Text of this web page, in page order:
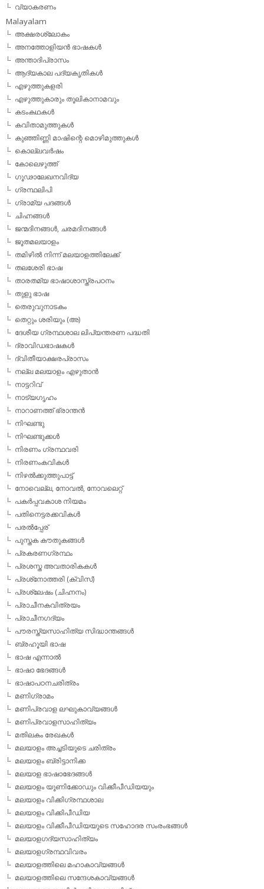
വ്യാകരണം
Malayalam
അക്ഷരശ്ലോകം
അനത്തോളിയന്‍ ഭാഷകള്‍
അന്താദിപ്രാസം
ആദ്യകാല പദ്യകൃതികള്‍
എഴുത്തുകളരി
എഴുത്തുകാരും തൂലികാനാമവും
കടംകഥകള്‍
കവിതാമുത്തുകള്‍
കുഞ്ഞിണ്ണി മാഷിന്റെ മൊഴിമുത്തുകള്‍
കൊല്ലവര്‍ഷം
കോലെഴുത്ത്
ഗൂഢാലേഖനവിദ്യ
ഗ്രന്ഥലിപി
ഗ്രാമ്യ പദങ്ങള്‍
ചിഹ്നങ്ങള്‍
ജന്മദിനങ്ങള്‍, ചരമദിനങ്ങള്‍
ജൂതമലയാളം
തമിഴില്‍ നിന്ന് മലയാളത്തിലേക്ക്
തലശേരി ഭാഷ
താരതമ്യ ഭാഷാശാസ്ത്രപഠനം
തുളു ഭാഷ
തെരുവുനാടകം
തെറ്റും ശരിയും (അ)
ദേശീയ ഗ്രന്ഥശാല ലിപ്യന്തരണ പദ്ധതി
ദ്രാവിഡഭാഷകള്‍
ദ്വിതീയാക്ഷരപ്രാസം
നല്ല മലയാളം എഴുതാന്‍
നാട്ടറിവ്
നാട്യഗൃഹം
നാറാണത്ത് ഭ്രാന്തന്‍
നിഘണ്ടു
നിഘണ്ടുക്കള്‍
നിരണം ഗ്രന്ഥവരി
നിരണംകവികള്‍
നിഴല്‍ക്കുത്തുപാട്ട്
നോവെല്ല, നോവല്‍, നോവലെറ്റ്
പകര്‍പ്പവകാശ നിയമം
പതിനെട്ടരക്കവികള്‍
പരല്‍പ്പേര്
പുസ്തക കൗതുകങ്ങള്‍
പ്രകരണഗ്രന്ഥം
പ്രശസ്ത അവതാരികകള്‍
പ്രശ്‌നോത്തരി (ക്വിസ്)
പ്രശ്ലേഷം (ചിഹ്നനം)
പ്രാചീനകവിത്രയം
പ്രാചീനഗദ്യം
പൗരസ്ത്യസാഹിത്യ സിദ്ധാന്തങ്ങള്‍
ബ്രഹൂയി ഭാഷ
ഭാഷ എന്നാല്‍
ഭാഷാ ഭേദങ്ങള്‍
ഭാഷാപഠനചരിത്രം
മണിഗ്രാമം
മണിപ്രവാള ലഘുകാവ്യങ്ങള്‍
മണിപ്രവാളസാഹിത്യം
മതിലകം രേഖകള്‍
മലയാളം അച്ചടിയുടെ ചരിത്രം
മലയാളം ബ്രിട്ടാനിക്ക
മലയാള ഭാഷാഭേദങ്ങള്‍
മലയാളം യൂണിക്കോഡും വിക്കീപീഡിയയും
മലയാളം വിക്കിഗ്രന്ഥശാല
മലയാളം വിക്കിപീഡിയ
മലയാളം വിക്കീപീഡിയയുടെ സഹോദര സംരംഭങ്ങള്‍
മലയാളഗദ്യസാഹിത്യം
മലയാളഗ്രന്ഥവിവരം
മലയാളത്തിലെ മഹാകാവ്യങ്ങള്‍
മലയാളത്തിലെ സന്ദേശകാവ്യങ്ങള്‍